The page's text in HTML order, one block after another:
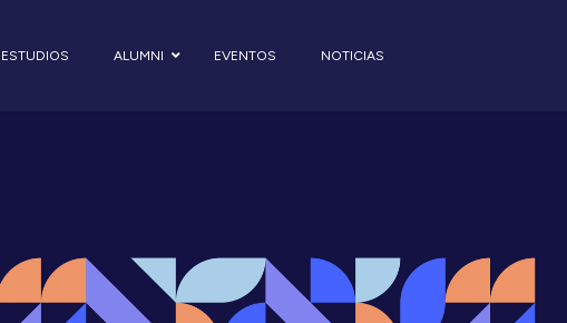
ESTUDIOS ALUMNI EVENTOS NOTICIAS